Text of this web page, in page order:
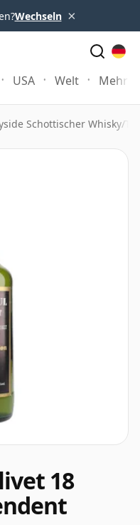
Wechseln ×
USA Welt Mehr
Schottischer Whisky/
18